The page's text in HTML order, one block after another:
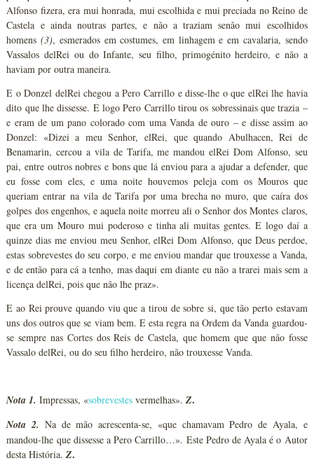
Alfonso fizera, era mui honrada, mui escolhida e mui preciada no Reino de
Castela e ainda noutras partes, e não a traziam senão mui escolhidos
homens(3), esmerados em costumes, em linhagem e em cavalaria, sendo
Vassalos delRei ou do Infante, seu filho, primogénito herdeiro, e não a
haviam por outra maneira.
E o Donzel delRei chegou a Pero Carrillo e disse-lhe o que elRei lhe havia
dito que lhe dissesse. E logo Pero Carrillo tirou os sobressinais que trazia –
e eram de um pano colorado com uma Vanda de ouro – e disse assim ao
Donzel: «Dizei a meu Senhor, elRei, que quando Abulhacen, Rei de
Benamarin, cercou a vila de Tarifa, me mandou elRei Dom Alfonso, seu
pai, entre outros nobres e bons que lá enviou para a ajudar a defender, que
eu fosse com eles, e uma noite houvemos peleja com os Mouros que
queriam entrar na vila de Tarifa por uma brecha no muro, que caíra dos
golpes dos engenhos, e aquela noite morreu ali o Senhor dos Montes claros,
que era um Mouro mui poderoso e tinha ali muitas gentes. E logo daí a
quinze dias me enviou meu Senhor, elRei Dom Alfonso, que Deus perdoe,
estas sobrevestes do seu corpo, e me enviou mandar que trouxesse a Vanda,
e de então para cá a tenho, mas daqui em diante eu não a trarei mais sem a
licença delRei, pois que não lhe praz».
E ao Rei prouve quando viu que a tirou de sobre si, que tão perto estavam
uns dos outros que se viam bem. E esta regra na Ordem da Vanda guardou-
se sempre nas Cortes dos Reis de Castela, que homem que que não fosse
Vassalo delRei, ou do seu filho herdeiro, não trouxesse Vanda.
Nota 1. Impressas, «sobrevestes vermelhas».Z.
Nota 2. Na de mão acrescenta-se, «que chamavam Pedro de Ayala, e
mandou-lhe que dissesse a Pero Carrillo…». Este Pedro de Ayala é o Autor
desta História.Z.